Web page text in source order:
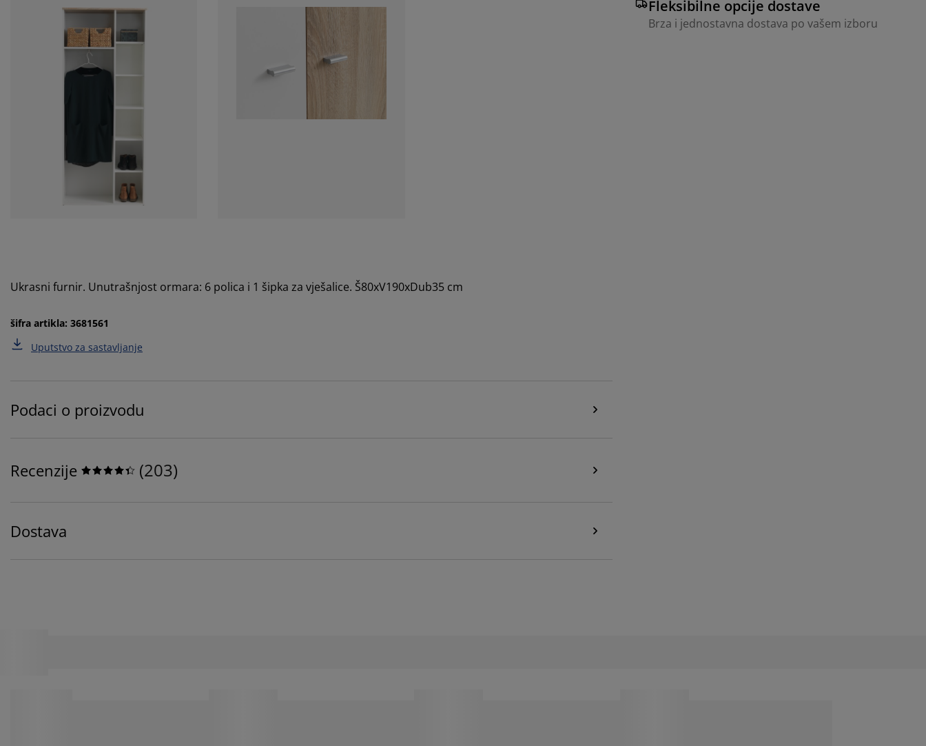
Fleksibilne opcije dostave
Brza i jednostavna dostava po vašem izboru
Ukrasni furnir. Unutrašnjost ormara: 6 polica i 1 šipka za vješalice. Š80xV190xDub35 cm
šifra artikla: 3681561
Uputstvo za sastavljanje
Podaci o proizvodu
Recenzije (203)
Dostava